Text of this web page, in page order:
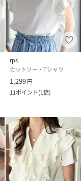
rps
カットソー・Tシャツ
1,299円
11ポイント(1倍)